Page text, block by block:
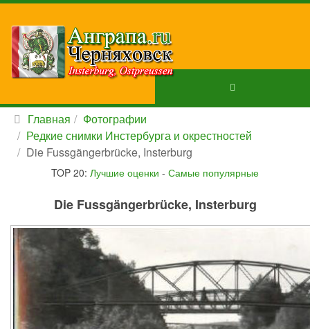
Главная
Фотографии
Редкие снимки Инстербурга и окрестностей
Die Fussgängerbrücke, Insterburg
TOP 20: Лучшие оценки - Самые популярные
Die Fussgängerbrücke, Insterburg